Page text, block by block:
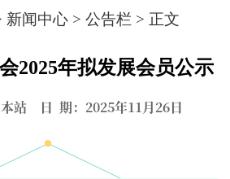
新闻中心 >公告栏 > 正文
2025年拟发展会员公示
站 日 期：2025年11月26日